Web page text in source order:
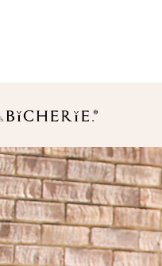
長傘
・Sサイズ（
中棒伸縮タイプ